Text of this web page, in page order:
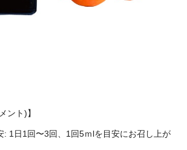
ント)】
: 1日1回〜3回、1回5ｍlを目安にお召し上が